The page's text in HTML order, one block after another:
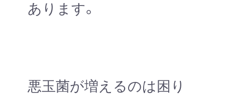
あります。
悪玉菌が増えるのは困り